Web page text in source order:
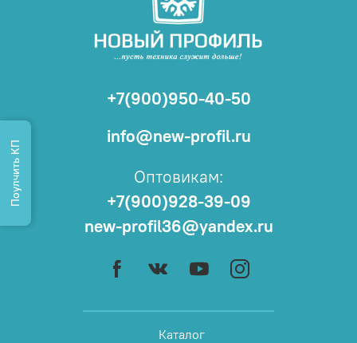
Каталог
+7(900)950-40-50
info@new-profil.ru
Оптовикам:
+7(900)928-39-09
new-profil36@yandex.ru
Поулчить КП